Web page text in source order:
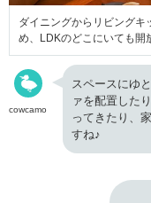
ダイニングからリビングキ
め、LDKのどこにいても開
cowcamo
スペースにゆ
ァを配置した
ってきたり、
すね♪